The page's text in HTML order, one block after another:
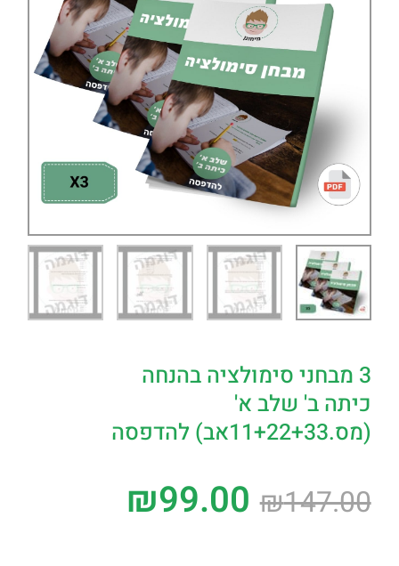
3 מבחני סימולציה בהנחה
כיתה ב' שלב א'
(מס.11+22+33אב) להדפסה
₪147.00
₪99.00